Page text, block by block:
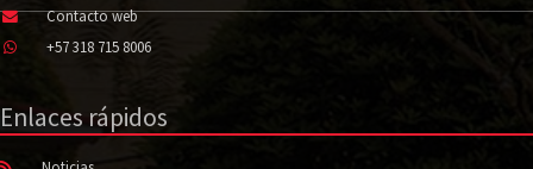
Contacto web
+57 318 715 8006
Enlaces rápidos